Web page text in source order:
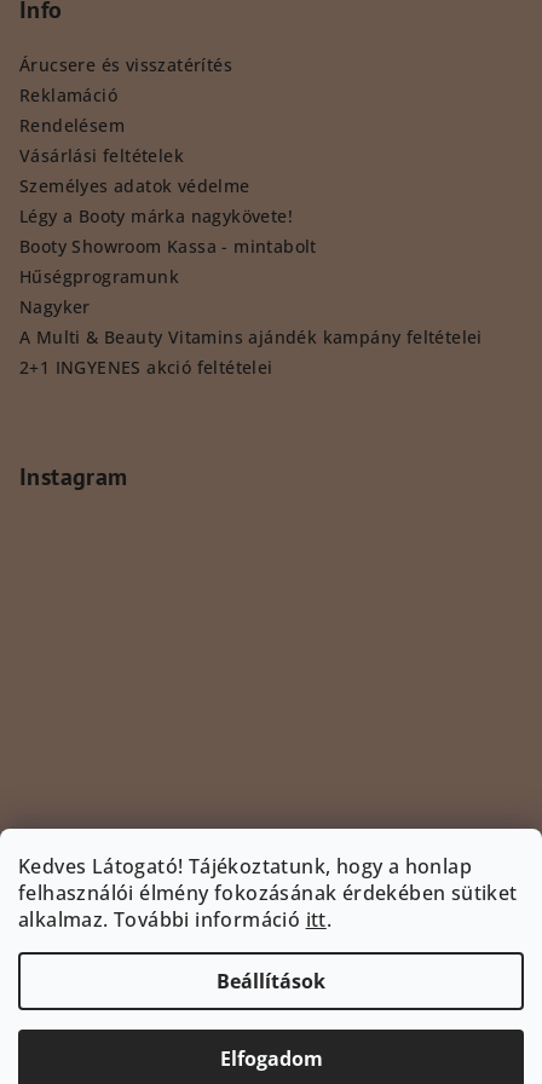
Kedves Látogató! Tájékoztatunk, hogy a honlap
felhasználói élmény fokozásának érdekében sütiket
alkalmaz. További információ itt.
Beállítások
Elfogadom
Info
Árucsere és visszatérítés
Reklamáció
Rendelésem
Vásárlási feltételek
Személyes adatok védelme
Légy a Booty márka nagykövete!
Booty Showroom Kassa - mintabolt
Hűségprogramunk
Nagyker
A Multi & Beauty Vitamins ajándék kampány feltételei
2+1 INGYENES akció feltételei
Instagram
Kövessen minket az Instagramon
INSTAGRAM